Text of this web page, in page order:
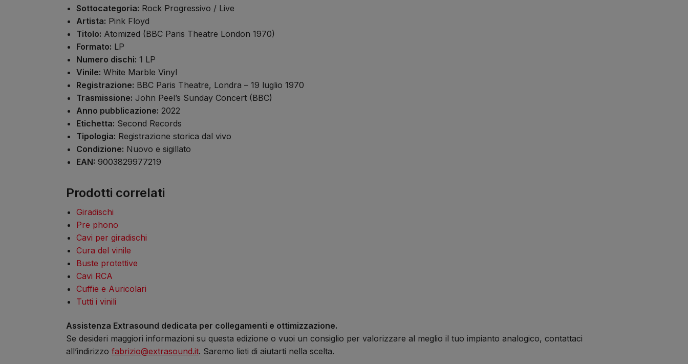
Sottocategoria: Rock Progressivo / Live
Artista: Pink Floyd
Titolo: Atomized (BBC Paris Theatre London 1970)
Formato: LP
Numero dischi: 1 LP
Vinile: White Marble Vinyl
Registrazione: BBC Paris Theatre, Londra – 19 luglio 1970
Trasmissione: John Peel’s Sunday Concert (BBC)
Anno pubblicazione: 2022
Etichetta: Second Records
Tipologia: Registrazione storica dal vivo
Condizione: Nuovo e sigillato
EAN: 9003829977219
Prodotti correlati
Giradischi
Pre phono
Cavi per giradischi
Cura del vinile
Buste protettive
Cavi RCA
Cuffie e Auricolari
Tutti i vinili
Assistenza Extrasound dedicata per collegamenti e ottimizzazione.
Se desideri maggiori informazioni su questa edizione o vuoi un consiglio per valorizzare al meglio il tuo impianto analogico, contattaci
all’indirizzo fabrizio@extrasound.it. Saremo lieti di aiutarti nella scelta.